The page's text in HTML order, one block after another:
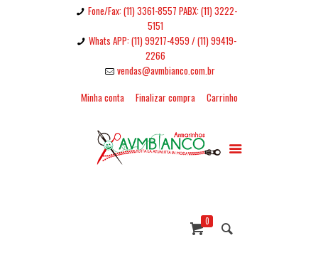
Fone/Fax: (11) 3361-8557 PABX: (11) 3222-
5151
Whats APP: (11) 99217-4959 / (11) 99419-
2266
vendas@avmbianco.com.br
Minha conta
Finalizar compra Carrinho
0